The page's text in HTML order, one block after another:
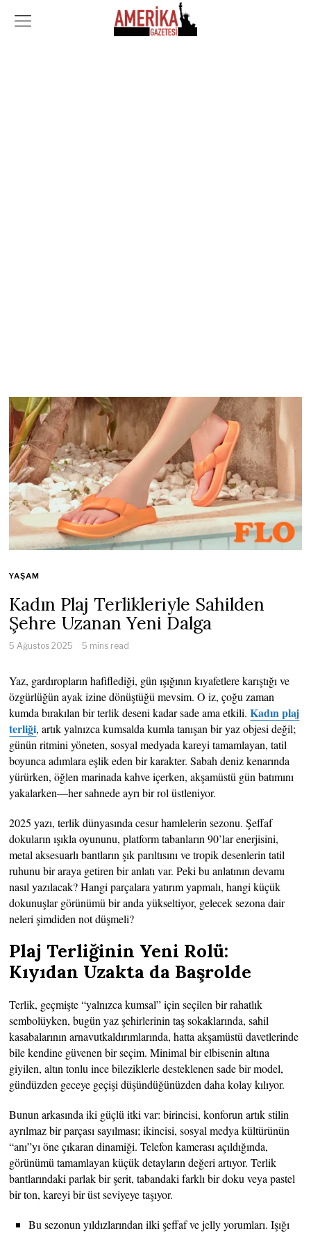
YAŞAM
Kadın Plaj Terlikleriyle Sahilden
Şehre Uzanan Yeni Dalga
5 Ağustos 2025 5 mins read
Yaz, gardıropların hafiflediği, gün ışığının kıyafetlere karıştığı ve
özgürlüğün ayak izine dönüştüğü mevsim. O iz, çoğu zaman
kumda bırakılan bir terlik deseni kadar sade ama etkili.Kadın plaj
terliği, artık yalnızca kumsalda kumla tanışan bir yaz objesi değil;
günün ritmini yöneten, sosyal medyada kareyi tamamlayan, tatil
boyunca adımlara eşlik eden bir karakter. Sabah deniz kenarında
yürürken, öğlen marinada kahve içerken, akşamüstü gün batımını
yakalarken—her sahnede ayrı bir rol üstleniyor.
2025 yazı, terlik dünyasında cesur hamlelerin sezonu. Şeffaf
dokuların ışıkla oyununu, platform tabanların 90’lar enerjisini,
metal aksesuarlı bantların şık parıltısını ve tropik desenlerin tatil
ruhunu bir araya getiren bir anlatı var. Peki bu anlatının devamı
nasıl yazılacak? Hangi parçalara yatırım yapmalı, hangi küçük
dokunuşlar görünümü bir anda yükseltiyor, gelecek sezona dair
neleri şimdiden not düşmeli?
Plaj Terliğinin Yeni Rolü:
Kıyıdan Uzakta da Başrolde
Terlik, geçmişte “yalnızca kumsal” için seçilen bir rahatlık
sembolüyken, bugün yaz şehirlerinin taş sokaklarında, sahil
kasabalarının arnavutkaldırımlarında, hatta akşamüstü davetlerinde
bile kendine güvenen bir seçim. Minimal bir elbisenin altına
giyilen, altın tonlu ince bileziklerle desteklenen sade bir model,
gündüzden geceye geçişi düşündüğünüzden daha kolay kılıyor.
Bunun arkasında iki güçlü itki var: birincisi, konforun artık stilin
ayrılmaz bir parçası sayılması; ikincisi, sosyal medya kültürünün
“anı”yı öne çıkaran dinamiği. Telefon kamerası açıldığında,
görünümü tamamlayan küçük detayların değeri artıyor. Terlik
bantlarındaki parlak bir şerit, tabandaki farklı bir doku veya pastel
bir ton, kareyi bir üst seviyeye taşıyor.
Bu sezonun yıldızlarından ilki şeffaf ve jelly yorumları. Işığı